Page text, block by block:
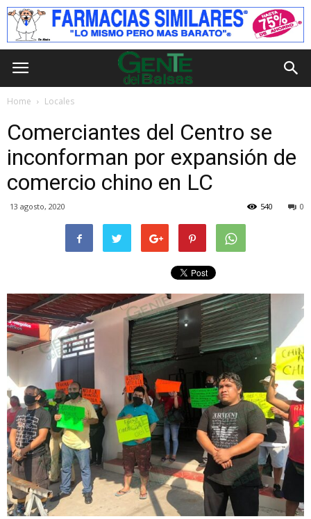
Home Locales
Comerciantes del Centro se
inconforman por expansión de
comercio chino en LC
13 agosto, 2020 0
540